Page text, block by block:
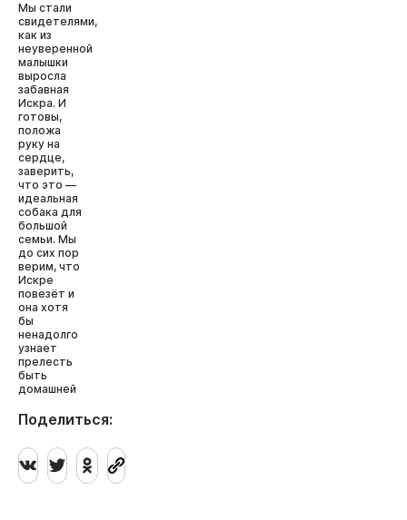
Мы стали
свидетелями,
как из
неуверенной
малышки
выросла
забавная
Искра. И
готовы,
положа
руку на
сердце,
заверить,
что это —
идеальная
собака для
большой
семьи. Мы
до сих пор
верим, что
Искре
повезёт и
она хотя
бы
ненадолго
узнает
прелесть
быть
домашней
Поделиться: